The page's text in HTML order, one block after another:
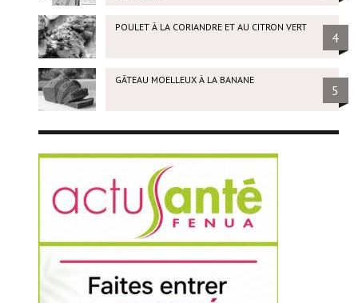
POULET À LA CORIANDRE ET AU CITRON VERT
4
GÂTEAU MOELLEUX À LA BANANE
5